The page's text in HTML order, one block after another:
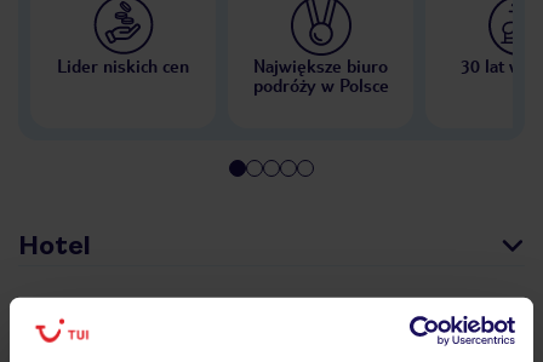
Lider niskich cen
Największe biuro
podróży w Polsce
30 lat w
Hotel
Pokoje